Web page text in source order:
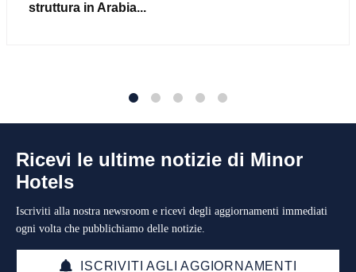
struttura in Arabia...
Ricevi le ultime notizie di Minor
Hotels
Iscriviti alla nostra newsroom e ricevi degli aggiornamenti immediati
ogni volta che pubblichiamo delle notizie.
ISCRIVITI AGLI AGGIORNAMENTI